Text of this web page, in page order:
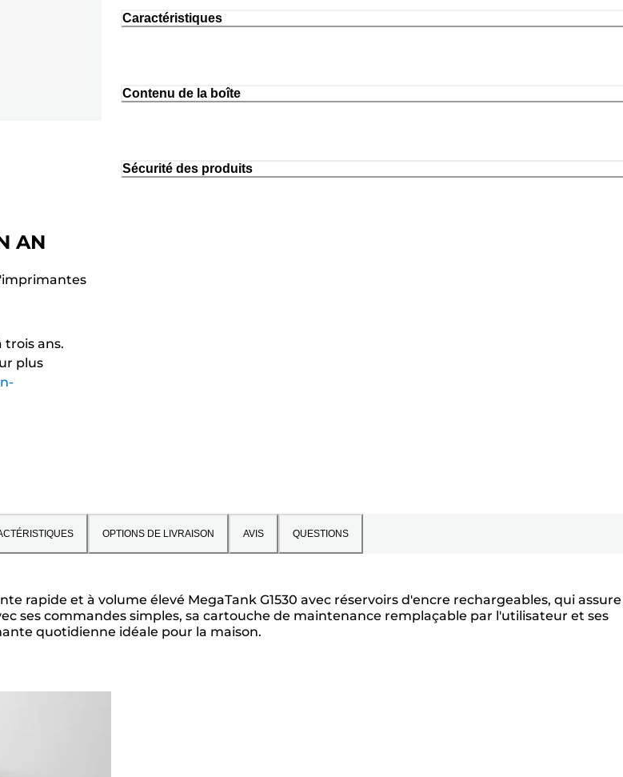
AN
ans.
plus
Caractéristiques
Contenu de la boîte
Sécurité des produits
OPTIONS DE LIVRAISON AVIS QUESTIONS
rapide et à volume élevé MegaTank G1530 avec réservoirs d'encre rechargeables, qui
ses commandes simples, sa cartouche de maintenance remplaçable par l'utilisateur et ses
quotidienne idéale pour la maison.